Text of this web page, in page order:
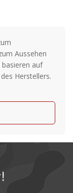
Aussehen
basieren auf
Herstellers.